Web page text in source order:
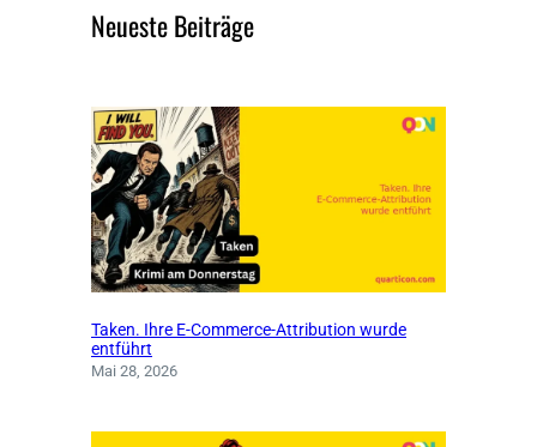
Neueste Beiträge
Taken. Ihre E-Commerce-Attribution wurde
entführt
Mai 28, 2026